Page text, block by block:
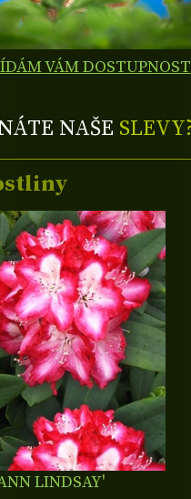
VÁM DOSTUPNOST
NAŠE
LINDSAY'